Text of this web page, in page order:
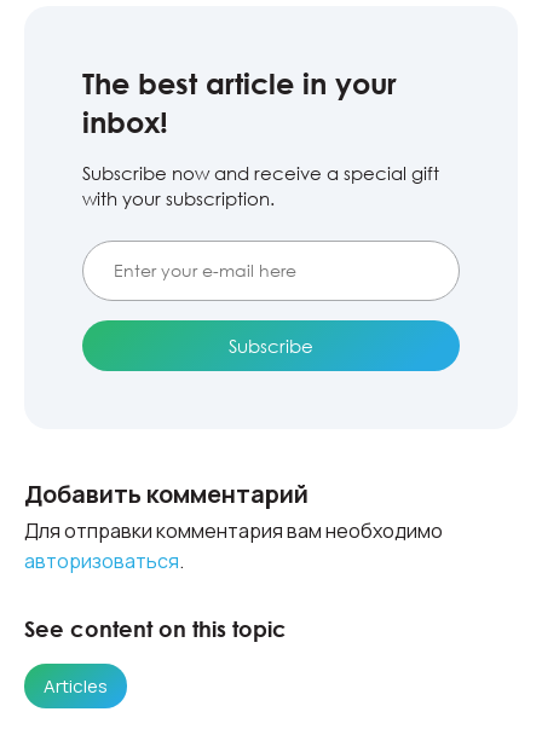
The best article in your
inbox!
Subscribe now and receive a special gift
with your subscription.
Добавить комментарий
Для отправки комментария вам необходимо
авторизоваться.
See content on this topic
Articles